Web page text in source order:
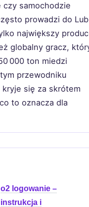
czy samochodzie
prowadzi do
największy
globalny gracz,
000 ton miedzi
przewodniku
się za skrótem
to oznacza dla
o2 logowanie –
instrukcja i